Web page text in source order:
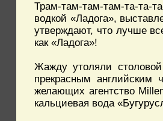
Трам-там-там-там-та-та-
водкой «Ладога»,
утверждают, что лучше
как «Ладога»!
Жажду утоляли
прекрасным
желающих агентство
кальциевая вода